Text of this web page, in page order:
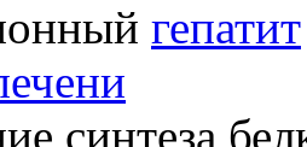
гепатит
синтеза